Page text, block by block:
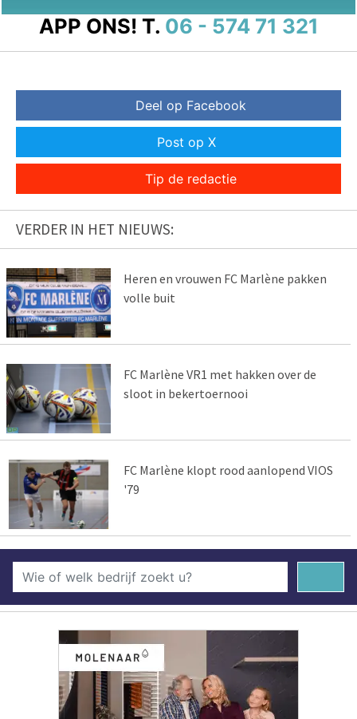
APP ONS! T. 06 - 574 71 321
Deel op Facebook
Post op X
Tip de redactie
VERDER IN HET NIEUWS:
Heren en vrouwen FC Marlène pakken
volle buit
FC Marlène VR1 met hakken over de
sloot in bekertoernooi
FC Marlène klopt rood aanlopend VIOS
'79